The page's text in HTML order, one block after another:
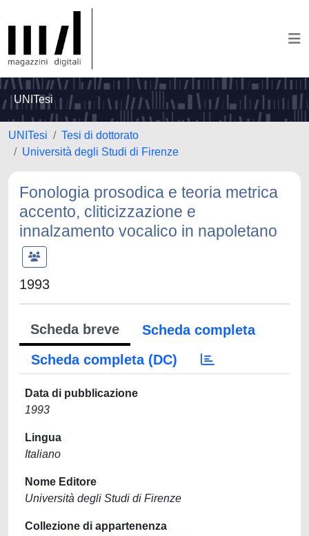
UNITesi
UNITesi
Tesi di dottorato
Università degli Studi di Firenze
Fonologia prosodica e teoria metrica
accento, cliticizzazione e
innalzamento vocalico in napoletano
1993
Scheda breve
Scheda completa
Scheda completa (DC)
Data di pubblicazione
1993
Lingua
Italiano
Nome Editore
Università degli Studi di Firenze
Collezione di appartenenza